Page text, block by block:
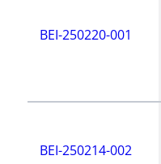
BEI-250220-001
BEI-250214-002